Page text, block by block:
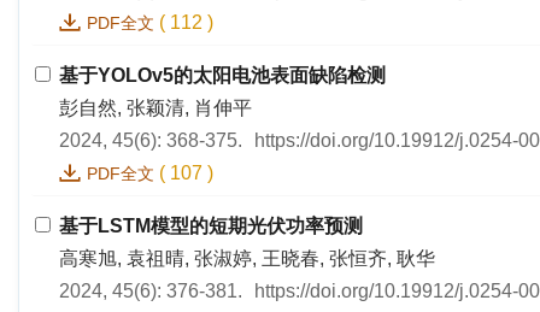
PDF全文 ( 112 )
基于YOLOv5的太阳电池表面缺陷检测
彭自然, 张颖清, 肖伸平
2024, 45(6): 368-375.
https://doi.org/10.19912/j.0254-
PDF全文 ( 107 )
基于LSTM模型的短期光伏功率预测
高寒旭, 袁祖晴, 张淑婷, 王晓春, 张恒齐, 耿华
2024, 45(6): 376-381.
https://doi.org/10.19912/j.0254-